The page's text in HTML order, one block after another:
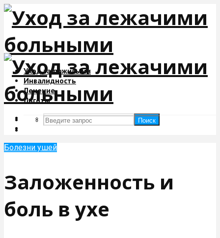
Уход за пожилыми
Инвалидность
Лечение
Льготы
Поиск
Поиск
Болезни ушей
Заложенность и
боль в ухе